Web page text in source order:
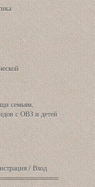
семьям,
с ОВЗ и детей
/Вход